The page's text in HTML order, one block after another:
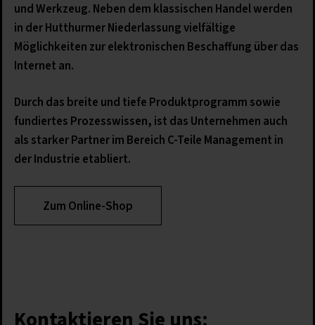
und Werkzeug. Neben dem klassischen Handel werden
in der Hutthurmer Niederlassung vielfältige
Möglichkeiten zur elektronischen Beschaffung über das
Internet an.
Durch das breite und tiefe Produktprogramm sowie
fundiertes Prozesswissen, ist das Unternehmen auch
als starker Partner im Bereich C-Teile Management in
der Industrie etabliert.
Zum Online-Shop